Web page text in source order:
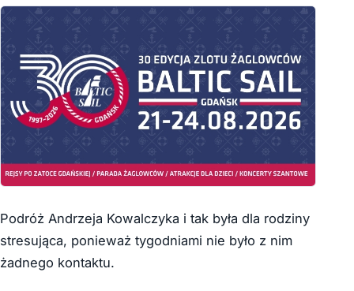
Podróż Andrzeja Kowalczyka i tak była dla rodziny
stresująca, ponieważ tygodniami nie było z nim
żadnego kontaktu.